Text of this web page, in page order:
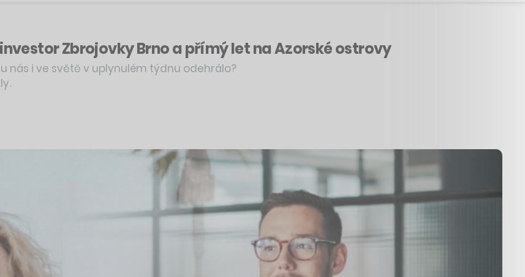
Zbrojovky Brno a přímý let na Azorské ostrovy
nás i ve světě v uplynulém týdnu odehrálo?